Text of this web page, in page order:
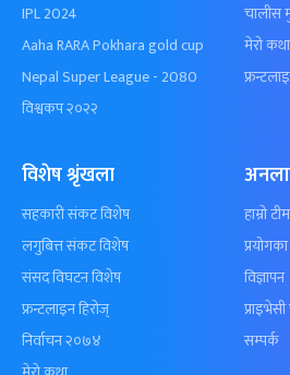
IPL 2024
Aaha RARA Pokhara gold cup
Nepal Super League - 2080
विश्वकप २०२२
चालीस
मेरो कथा
विशेष श्रृंखला
सहकारी संकट विशेष
लगुबित्त संकट विशेष
संसद विघटन विशेष
फ्रन्टलाइन हिरोज्
निर्वाचन २०७४
हाम्रो टीम
विज्ञापन
सम्पर्क